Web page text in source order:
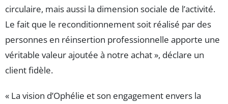
circulaire, mais aussi la dimension sociale de l’activité.
Le fait que le reconditionnement soit réalisé par des
personnes en réinsertion professionnelle apporte une
véritable valeur ajoutée à notre achat », déclare un
client fidèle.
« La vision d’Ophélie et son engagement envers la